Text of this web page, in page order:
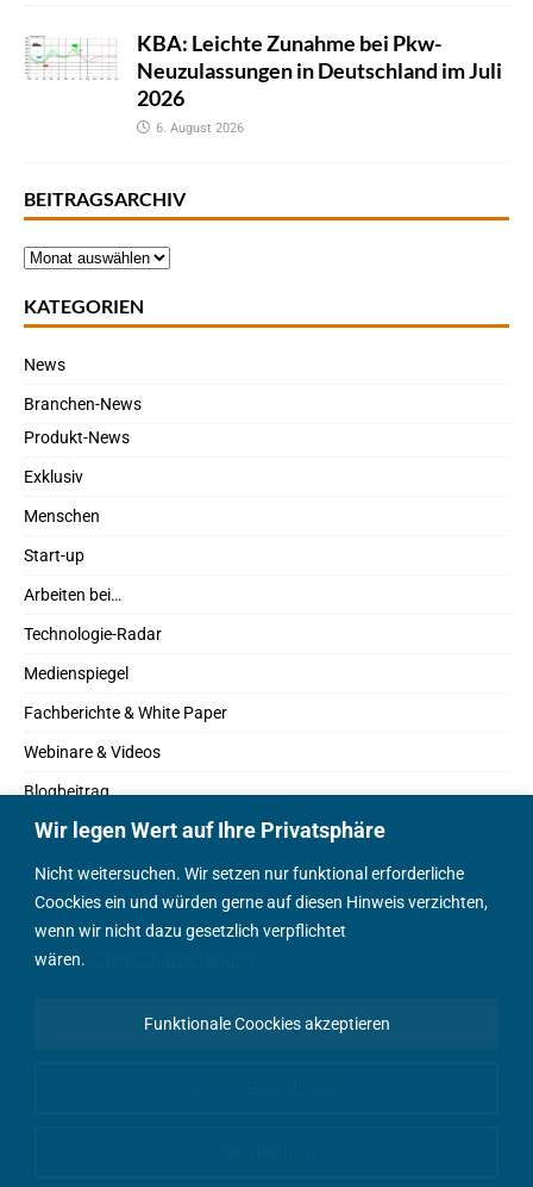
Wir legen Wert auf Ihre Privatsphäre
Nicht weitersuchen. Wir setzen nur funktional erforderliche
Coockies ein und würden gerne auf diesen Hinweis verzichten,
wenn wir nicht dazu gesetzlich verpflichtet
wären.
Funktionale Coockies akzeptieren
KBA: Leichte Zunahme bei Pkw-
Neuzulassungen in Deutschland im Juli
2026
6. August 2026
BEITRAGSARCHIV
KATEGORIEN
News
Branchen-News
Produkt-News
Exklusiv
Menschen
Start-up
Arbeiten bei…
Technologie-Radar
Medienspiegel
Fachberichte & White Paper
Webinare & Videos
Blogbeitrag
Fachbücher
Marktreport
Podcasts
Positionspapier
English Content